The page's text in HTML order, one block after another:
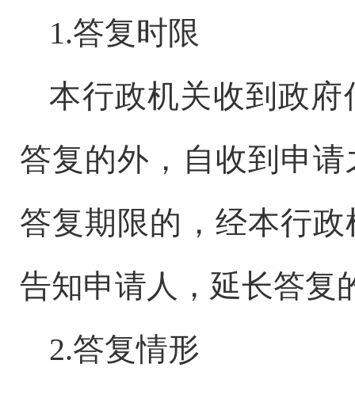
1.答复时限
本行政机关收到政
答复的外，自收到申请
答复期限的，经本行
告知申请人，延长答复
2.答复情形